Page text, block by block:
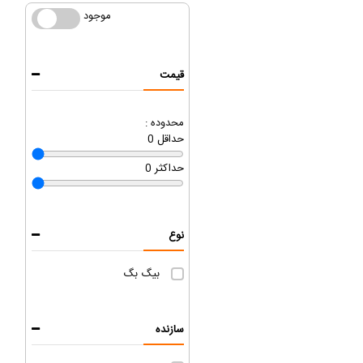
موجود موجود
قیمت
محدوده :
0 حداقل
0 حداکثر
نوع
بیگ بگ
سازنده